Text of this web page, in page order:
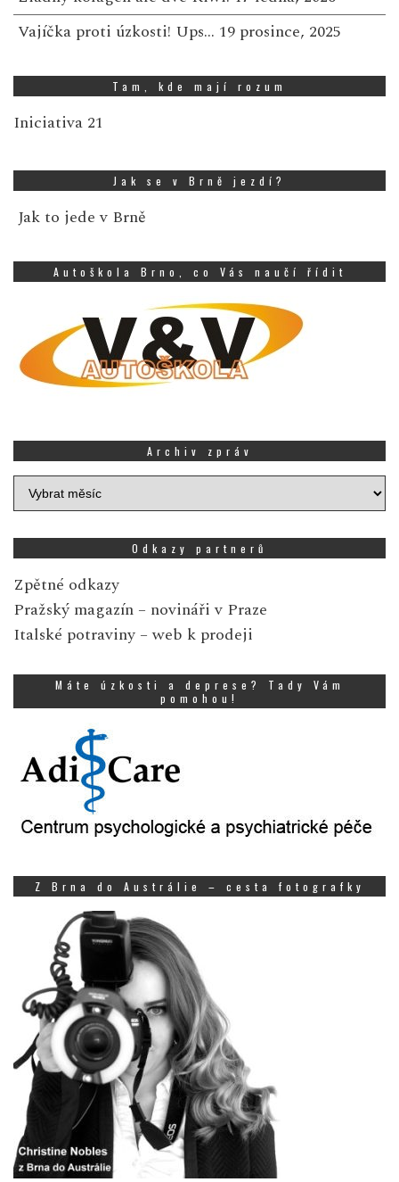
Vajíčka proti úzkosti! Ups… 19 prosince, 2025
Tam, kde mají rozum
Iniciativa 21
Jak se v Brně jezdí?
Jak to jede v Brně
Autoškola Brno, co Vás naučí řídit
Archiv zpráv
Archiv
zpráv
Odkazy partnerů
Zpětné odkazy
Pražský magazín – novináři v Praze
Italské potraviny – web k prodeji
Máte úzkosti a deprese? Tady Vám
pomohou!
Z Brna do Austrálie – cesta fotografky